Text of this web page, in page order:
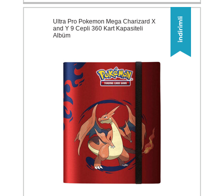
Ultra Pro Pokemon Mega Charizard X
and Y 9 Cepli 360 Kart Kapasiteli
Albüm